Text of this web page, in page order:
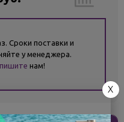
Сроки поставки и
у менеджера.
нам!
X